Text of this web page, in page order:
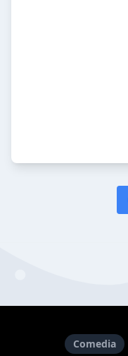
Comedia